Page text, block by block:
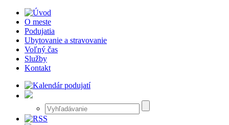
O meste
Podujatia
Ubytovanie a stravovanie
Voľný čas
Služby
Kontakt